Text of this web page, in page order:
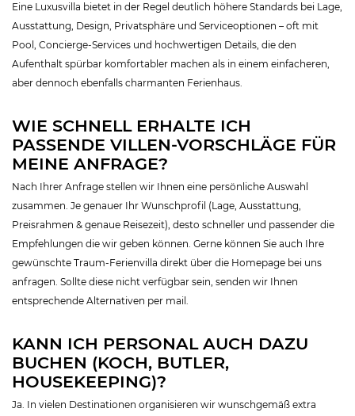
Eine Luxusvilla bietet in der Regel deutlich höhere Standards bei Lage,
Ausstattung, Design, Privatsphäre und Serviceoptionen – oft mit
Pool, Concierge-Services und hochwertigen Details, die den
Aufenthalt spürbar komfortabler machen als in einem einfacheren,
aber dennoch ebenfalls charmanten Ferienhaus.
WIE SCHNELL ERHALTE ICH
PASSENDE VILLEN-VORSCHLÄGE FÜR
MEINE ANFRAGE?
Nach Ihrer Anfrage stellen wir Ihnen eine persönliche Auswahl
zusammen. Je genauer Ihr Wunschprofil (Lage, Ausstattung,
Preisrahmen & genaue Reisezeit), desto schneller und passender die
Empfehlungen die wir geben können. Gerne können Sie auch Ihre
gewünschte Traum-Ferienvilla direkt über die Homepage bei uns
anfragen. Sollte diese nicht verfügbar sein, senden wir Ihnen
entsprechende Alternativen per mail.
KANN ICH PERSONAL AUCH DAZU
BUCHEN (KOCH, BUTLER,
HOUSEKEEPING)?
Ja. In vielen Destinationen organisieren wir wunschgemäß extra